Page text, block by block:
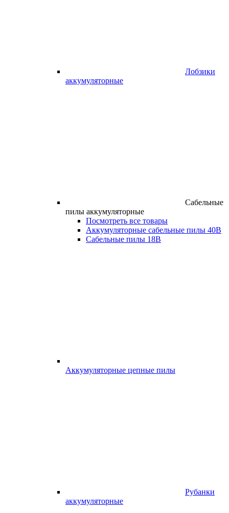
Лобзики
аккумуляторные
Сабельные
пилы аккумуляторные
Посмотреть все товары
Аккумуляторные сабельные пилы 40В
Сабельные пилы 18В
Аккумуляторные цепные пилы
Рубанки
аккумуляторные